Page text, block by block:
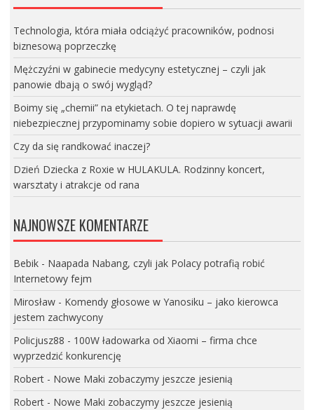
Technologia, która miała odciążyć pracowników, podnosi
biznesową poprzeczkę
Mężczyźni w gabinecie medycyny estetycznej – czyli jak
panowie dbają o swój wygląd?
Boimy się „chemii” na etykietach. O tej naprawdę
niebezpiecznej przypominamy sobie dopiero w sytuacji awarii
Czy da się randkować inaczej?
Dzień Dziecka z Roxie w HULAKULA. Rodzinny koncert,
warsztaty i atrakcje od rana
NAJNOWSZE KOMENTARZE
Bebik- Naapada Nabang, czyli jak Polacy potrafią robić
Internetowy fejm
Mirosław- Komendy głosowe w Yanosiku – jako kierowca
jestem zachwycony
Policjusz88 - 100W ładowarka od Xiaomi – firma chce
wyprzedzić konkurencję
Robert- Nowe Maki zobaczymy jeszcze jesienią
Robert- Nowe Maki zobaczymy jeszcze jesienią